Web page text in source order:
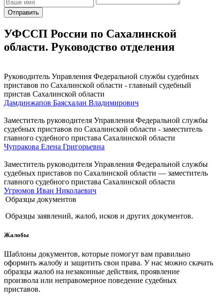
Отправить
УФССП России по Сахалинской
области. Руководство отделения
Руководитель Управления Федеральной службы судебных
приставов по Сахалинской области - главный судебный
пристав Сахалинской области
Дамдинжапов Баясхалан Владимирович
Заместитель руководителя Управления Федеральной службы
судебных приставов по Сахалинской области - заместитель
главного судебного пристава Сахалинской области
Чупракова Елена Григорьевна
Заместитель руководителя Управления Федеральной службы
судебных приставов по Сахалинской области — заместитель
главного судебного пристава Сахалинской области
Угрюмов Иван Николаевич
Образцы документов
Образцы заявлений, жалоб, исков и других документов.
Жалобы
Шаблоны документов, которые помогут вам правильно
оформить жалобу и защитить свои права. У нас можно скачать
образцы жалоб на незаконные действия, проявление
произвола или неправомерное поведение судебных
приставов.